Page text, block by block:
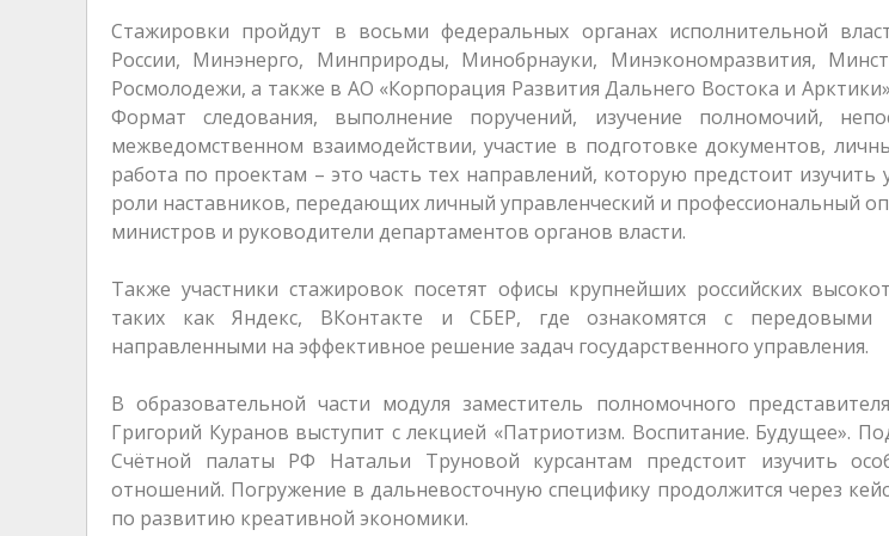
Стажировки пройдут в восьми федеральных органах исполнительной
России, Минэнерго, Минприроды, Минобрнауки, Минэкономразвития,
Росмолодежи, а также в АО «Корпорация Развития Дальнего Востока и
Формат следования, выполнение поручений, изучение полномочий,
межведомственном взаимодействии, участие в подготовке документов,
работа по проектам – это часть тех направлений, которую предстоит изучить
роли наставников, передающих личный управленческий и профессиональный
министров и руководители департаментов органов власти.
Также участники стажировок посетят офисы крупнейших российских
таких как Яндекс, ВКонтакте и СБЕР, где ознакомятся с
направленными на эффективное решение задач государственного управления.
В образовательной части модуля заместитель полномочного
Григорий Куранов выступит с лекцией «Патриотизм. Воспитание. Будущее».
Счётной палаты РФ Натальи Труновой курсантам предстоит изучить
отношений. Погружение в дальневосточную специфику продолжится через
по развитию креативной экономики.